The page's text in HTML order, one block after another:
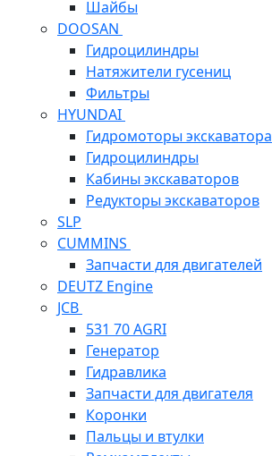
Шайбы
DOOSAN
Гидроцилиндры
Натяжители гусениц
Фильтры
HYUNDAI
Гидромоторы экскаватора
Гидроцилиндры
Кабины экскаваторов
Редукторы экскаваторов
SLP
CUMMINS
Запчасти для двигателей
DEUTZ Engine
JCB
531 70 AGRI
Генератор
Гидравлика
Запчасти для двигателя
Коронки
Пальцы и втулки